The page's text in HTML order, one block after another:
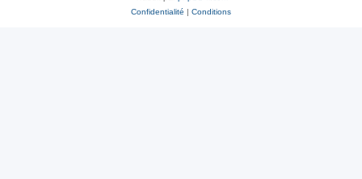
Confidentialité | Conditions